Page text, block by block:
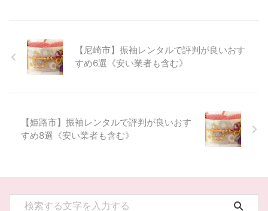
【尼崎市】振袖レンタルで評判が良いおす
すめ6選《安い業者も含む》
【姫路市】振袖レンタルで評判が良いおす
すめ8選《安い業者も含む》